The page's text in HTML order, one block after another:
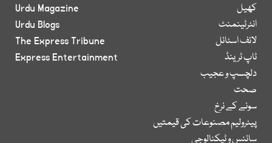
کھیل
انٹرٹینمنٹ
لائف اسٹائل
ٹاپ ٹرینڈ
دلچسپ و عجیب
صحت
سونے کے نرخ
پیٹرولیم مصنوعات کی قیمتیں
سائنس و ٹیکنالوجی
Urdu Magazine
Urdu Blogs
The Express Tribune
Express Entertainment